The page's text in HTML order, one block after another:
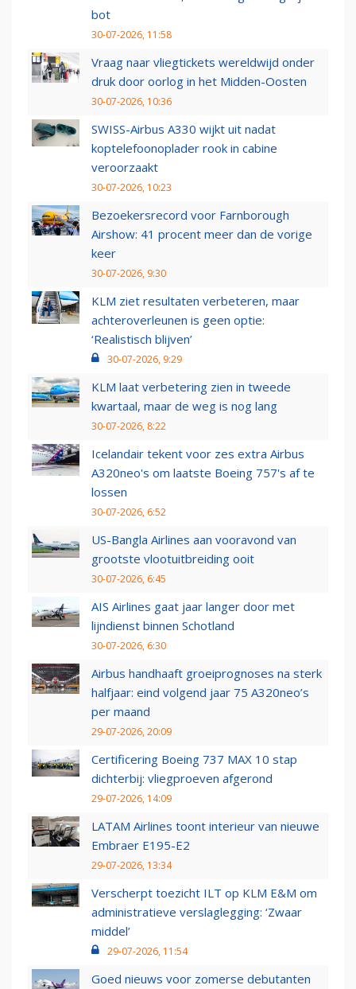
bot
30-07-2026, 11:58
Vraag naar vliegtickets wereldwijd onder
druk door oorlog in het Midden-Oosten
30-07-2026, 10:36
SWISS-Airbus A330 wijkt uit nadat
koptelefoonoplader rook in cabine
veroorzaakt
30-07-2026, 10:23
Bezoekersrecord voor Farnborough
Airshow: 41 procent meer dan de vorige
keer
30-07-2026, 9:30
KLM ziet resultaten verbeteren, maar
achteroverleunen is geen optie:
‘Realistisch blijven’
30-07-2026, 9:29
KLM laat verbetering zien in tweede
kwartaal, maar de weg is nog lang
30-07-2026, 8:22
Icelandair tekent voor zes extra Airbus
A320neo's om laatste Boeing 757's af te
lossen
30-07-2026, 6:52
US-Bangla Airlines aan vooravond van
grootste vlootuitbreiding ooit
30-07-2026, 6:45
AIS Airlines gaat jaar langer door met
lijndienst binnen Schotland
30-07-2026, 6:30
Airbus handhaaft groeiprognoses na sterk
halfjaar: eind volgend jaar 75 A320neo’s
per maand
29-07-2026, 20:09
Certificering Boeing 737 MAX 10 stap
dichterbij: vliegproeven afgerond
29-07-2026, 14:09
LATAM Airlines toont interieur van nieuwe
Embraer E195-E2
29-07-2026, 13:34
Verscherpt toezicht ILT op KLM E&M om
administratieve verslaglegging: ‘Zwaar
middel’
29-07-2026, 11:54
Goed nieuws voor zomerse debutanten